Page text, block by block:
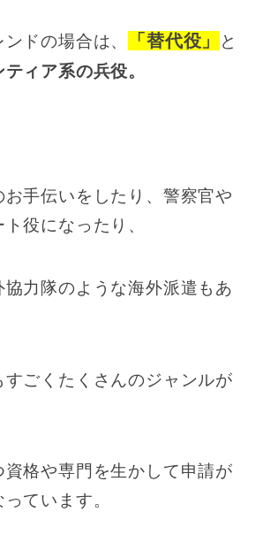
ドの場合は、 「替代役」
と
ィア系の兵役。
手伝いをしたり、警察官や
役になったり、
力隊のような海外派遣もあ
すごくたくさんのジャンルが
資格や専門を生かして申請が
ています。